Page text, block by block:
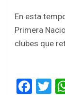
En esta
Primera
clubes que
F
T